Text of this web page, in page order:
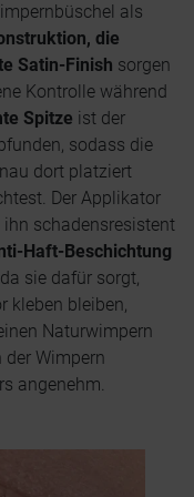
als
die
Satin-Finish sorgen
Kontrolle während
Spitze ist der
sodass die
dort platziert
Der Applikator
ihn schadensresistent
Haft-Beschichtung
sie dafür sorgt,
kleben bleiben,
Naturwimpern
Wimpern
angenehm.